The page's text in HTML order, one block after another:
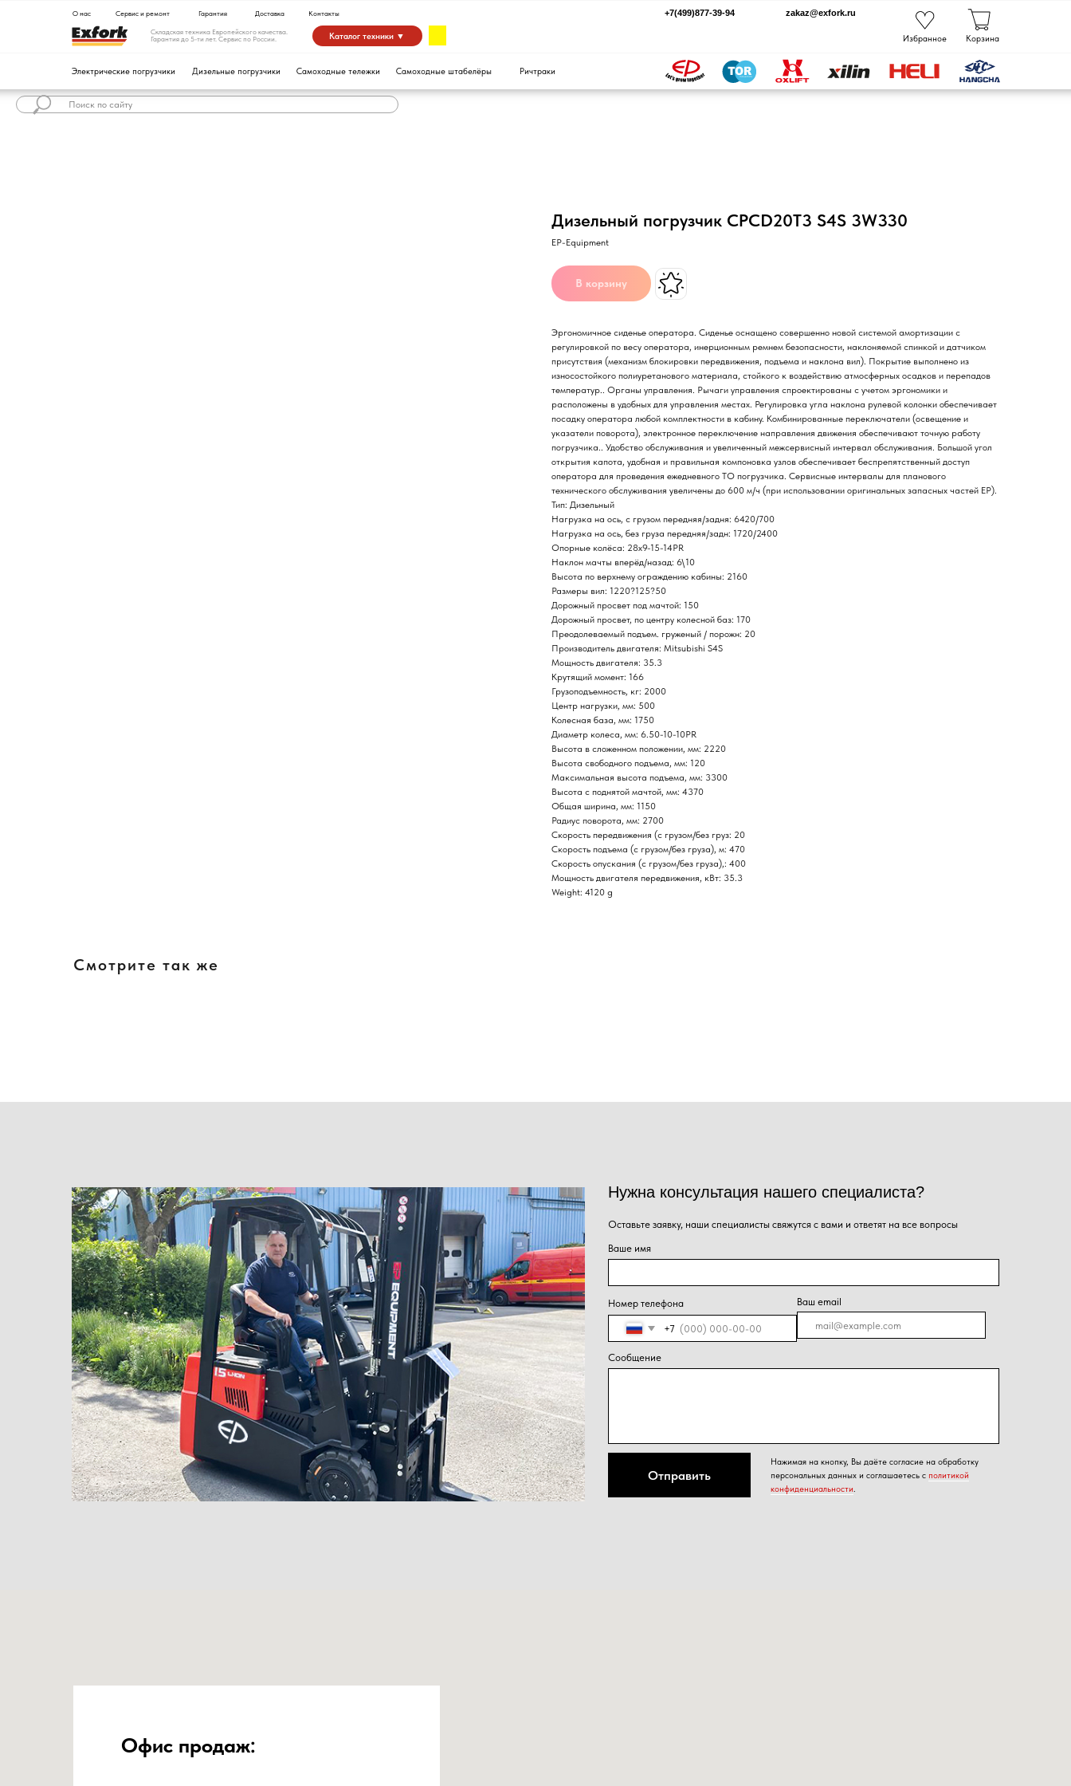
Каталог техники ▼
Складская техника Европейского качества.
Гарантия до 5-ти лет. Сервис по России.
О нас Сервис и ремонт Гарантия Контакты zakaz@exfork.ru
Дизельный погрузчик CPCD20T3 S4S 3W330
EP-Equipment
В корзину
Эргономичное сиденье оператора. Сиденье оснащено совершенно новой системой амортизации с
регулировкой по весу оператора, инерционным ремнем безопасности, наклоняемой спинкой и датчиком
присутствия (механизм блокировки передвижения, подъема и наклона вил). Покрытие выполнено из
износостойкого полиуретанового материала, стойкого к воздействию атмосферных осадков и перепадов
температур.. Органы управления. Рычаги управления спроектированы с учетом эргономики и
расположены в удобных для управления местах. Регулировка угла наклона рулевой колонки обеспечивает
посадку оператора любой комплектности в кабину. Комбинированные переключатели (освещение и
указатели поворота), электронное переключение направления движения обеспечивают точную работу
погрузчика.. Удобство обслуживания и увеличенный межсервисный интервал обслуживания. Большой угол
открытия капота, удобная и правильная компоновка узлов обеспечивает беспрепятственный доступ
оператора для проведения ежедневного ТО погрузчика. Сервисные интервалы для планового
технического обслуживания увеличены до 600 м/ч (при использовании оригинальных запасных частей EP).
Тип: Дизельный
Нагрузка на ось, с грузом передняя/задня: 6420/700
Нагрузка на ось, без груза передняя/задн: 1720/2400
Опорные колёса: 28х9-15-14PR
Наклон мачты вперёд/назад: 6\10
Высота по верхнему ограждению кабины: 2160
Размеры вил: 1220?125?50
Дорожный просвет под мачтой: 150
Дорожный просвет, по центру колесной баз: 170
Преодолеваемый подъем. груженый / порожн: 20
Производитель двигателя: Mitsubishi S4S
Мощность двигателя: 35.3
Крутящий момент: 166
Грузоподъемность, кг: 2000
Центр нагрузки, мм: 500
Колесная база, мм: 1750
Диаметр колеса, мм: 6.50-10-10PR
Высота в сложенном положении, мм: 2220
Высота свободного подъема, мм: 120
Максимальная высота подъема, мм: 3300
Высота с поднятой мачтой, мм: 4370
Общая ширина, мм: 1150
Радиус поворота, мм: 2700
Скорость передвижения (с грузом/без груз: 20
Скорость подъема (с грузом/без груза), м: 470
Скорость опускания (с грузом/без груза),: 400
Мощность двигателя передвижения, кВт: 35.3
Weight: 4120 g
Смотрите так же
Сообщение
Отправить
Нажимая на кнопку, Вы даёте согласие на обработку
персональных данных и соглашаетесь с
конфиденциальности
Офис продаж: